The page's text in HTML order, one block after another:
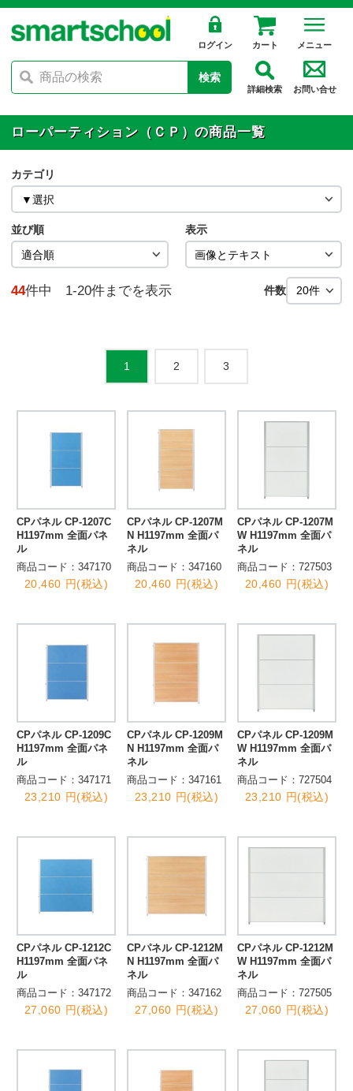
ログイン カート メニュー
検索
詳細検索 お問い合せ
ローパーティション（ＣＰ）の商品一覧
カテゴリ
並び順 表示
44件中 1-20件までを表示 件数
1 2 3
CPパネル CP-1207C
H1197mm 全面パネ
ル
商品コード：347170
20,460 円(税込)
CPパネル CP-1207M
N H1197mm 全面パ
ネル
商品コード：347160
20,460 円(税込)
CPパネル CP-1207M
W H1197mm 全面パ
ネル
商品コード：727503
20,460 円(税込)
CPパネル CP-1209C
H1197mm 全面パネ
ル
商品コード：347171
23,210 円(税込)
CPパネル CP-1209M
N H1197mm 全面パ
ネル
商品コード：347161
23,210 円(税込)
CPパネル CP-1209M
W H1197mm 全面パ
ネル
商品コード：727504
23,210 円(税込)
CPパネル CP-1212C
H1197mm 全面パネ
ル
商品コード：347172
27,060 円(税込)
CPパネル CP-1212M
N H1197mm 全面パ
ネル
商品コード：347162
27,060 円(税込)
CPパネル CP-1212M
W H1197mm 全面パ
ネル
商品コード：727505
27,060 円(税込)